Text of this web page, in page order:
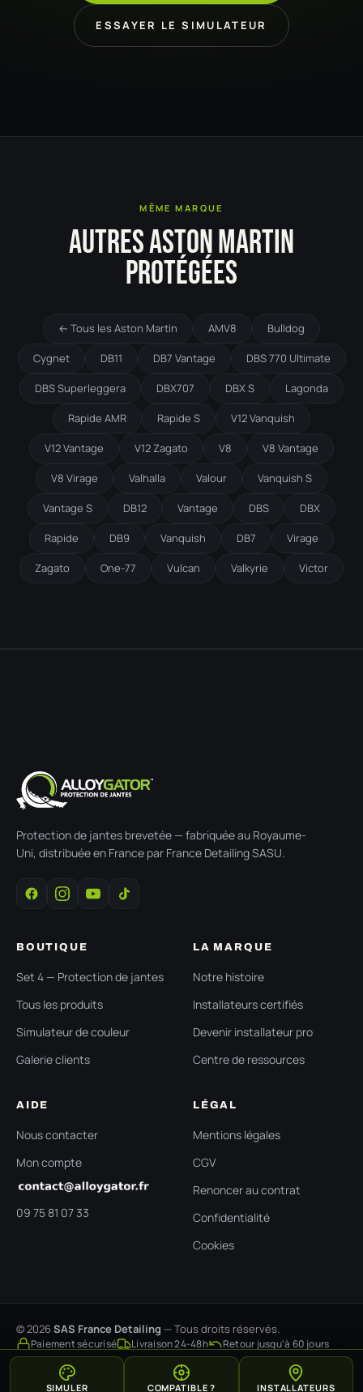
ESSAYER LE SIMULATEUR
MÊME MARQUE
AUTRES ASTON MARTIN
PROTÉGÉES
← Tous les Aston Martin AMV8 Bulldog
Cygnet DB11 DB7 Vantage DBS 770 Ultimate
DBS Superleggera DBX707 DBX S Lagonda
Rapide AMR Rapide S V12 Vanquish
V12 Vantage V12 Zagato V8 V8 Vantage
V8 Virage Valhalla Valour Vanquish S
Vantage S DB12 Vantage DBS DBX
Rapide DB9 Vanquish DB7 Virage
Zagato One-77 Vulcan Valkyrie Victor
Protection de jantes brevetée — fabriquée au Royaume-
Uni, distribuée en France par France Detailing SASU.
BOUTIQUE
Set 4 — Protection de jantes
Tous les produits
Simulateur de couleur
Galerie clients
LA MARQUE
Notre histoire
Installateurs certifiés
Devenir installateur pro
Centre de ressources
AIDE
Nous contacter
Mon compte
09 75 81 07 33
LÉGAL
Mentions légales
CGV
Renoncer au contrat
Confidentialité
Cookies
© 2026SAS France Detailing — Tous droits réservés.
Paiement sécurisé Livraison 24-48h Retour jusqu'à 60 jours
SIMULER COMPATIBLE ? INSTALLATEURS